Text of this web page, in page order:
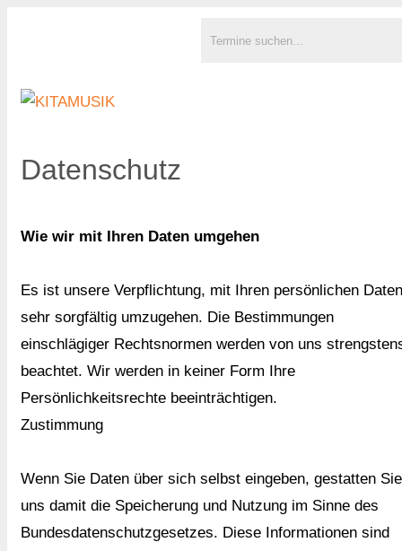
Datenschutz
Wie wir mit Ihren Daten umgehen
Es ist unsere Verpflichtung, mit Ihren persönlichen Daten
sehr sorgfältig umzugehen. Die Bestimmungen
einschlägiger Rechtsnormen werden von uns
beachtet. Wir werden in keiner Form Ihre
Persönlichkeitsrechte beeinträchtigen.
Zustimmung
Wenn Sie Daten über sich selbst eingeben, gestatten Sie
uns damit die Speicherung und Nutzung im Sinne des
Bundesdatenschutzgesetzes. Diese Informationen sind